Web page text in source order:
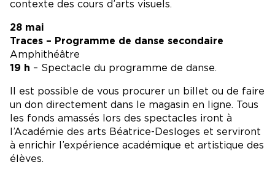
contexte des cours d’arts visuels.
28 mai
Traces – Programme de danse secondaire
Amphithéâtre
19 h – Spectacle du programme de danse.
Il est possible de vous procurer un billet ou de faire
un don directement dans le magasin en ligne. Tous
les fonds amassés lors des spectacles iront à
l’Académie des arts Béatrice-Desloges et serviront
à enrichir l’expérience académique et artistique des
élèves.